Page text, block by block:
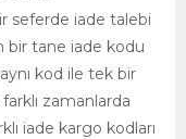
seferde iade talebi
bir tane iade kodu
kod ile tek bir
zamanlarda
iade kargo kodları